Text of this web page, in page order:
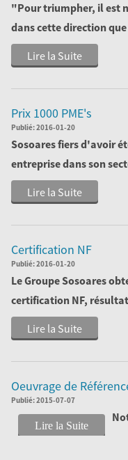
"Pour triumpher, il est
dans cette direction
José Rocha, chef de
Lire la Suite
Prix 1000 PME's
Publié:2016-01-20
Sosoares fiers d'avoir
entreprise dans son
dans le classement des
Lire la Suite
Certification NF
Publié:2016-01-20
Le Groupe Sosoares
certification NF,
Un autre objectif atteint!
Lire la Suite
Oeuvrage de
Publié:2015-07-07
Lire la Suite